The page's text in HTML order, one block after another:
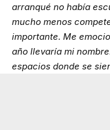
arranqué no había
mucho menos
importante. Me
año llevaría mi
espacios donde se